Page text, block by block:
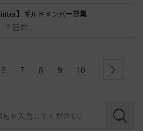
】ギルドメンバー募集
2 日前
6 7 8 9 10 next
検